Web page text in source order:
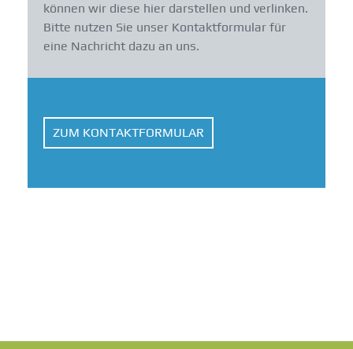
können wir diese hier darstellen und verlinken.
Bitte nutzen Sie unser Kontaktformular für
eine Nachricht dazu an uns.
ZUM KONTAKTFORMULAR